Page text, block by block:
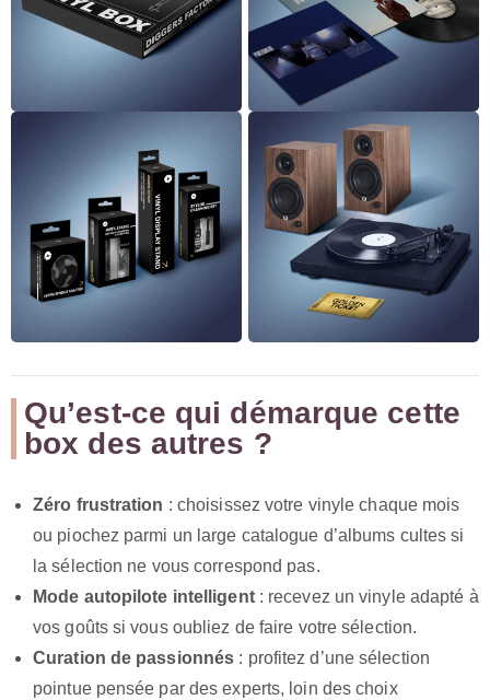
Qu’est-ce qui démarque cette
box des autres ?
Zéro frustration : choisissez votre vinyle chaque mois
ou piochez parmi un large catalogue d’albums cultes si
la sélection ne vous correspond pas.
Mode autopilote intelligent: recevez un vinyle adapté à
vos goûts si vous oubliez de faire votre sélection.
Curation de passionnés : profitez d’une sélection
pointue pensée par des experts, loin des choix